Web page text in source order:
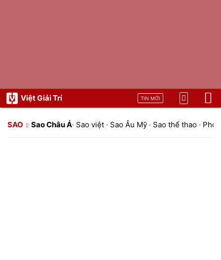
Việt Giải Trí TIN MỚI
SAO Sao Châu Á· Sao việt · Sao Âu Mỹ · Sao thể thao ·